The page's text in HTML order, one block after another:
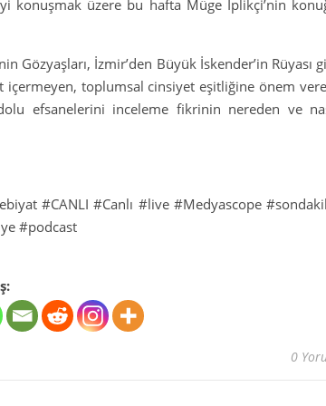
konuşmak üzere bu hafta Müge İplikçi’nin
Gözyaşları, İzmir’den Büyük İskender’in Rüyası
içermeyen, toplumsal cinsiyet eşitliğine önem
efsanelerini inceleme fikrinin nereden ve
#CANLI #Canlı #live #Medyascope
#podcast
0